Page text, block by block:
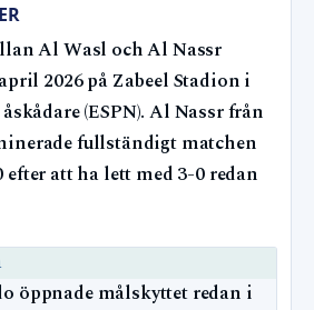
Al Wasl och Al Nassr
2026 på Zabeel Stadion i
(ESPN). Al Nassr från
fullständigt matchen
efter att ha lett med 3-0 redan
öppnade målskyttet redan i